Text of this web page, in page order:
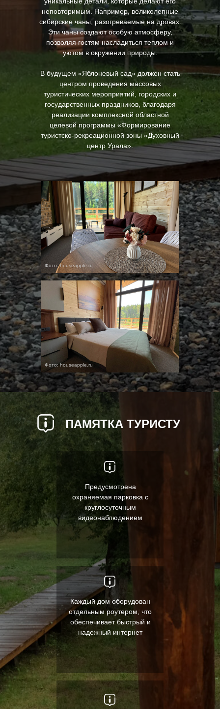
неповторимым. Например, великолепные
сибирские чаны, разогреваемые на дровах.
Эти чаны создают особую атмосферу,
позволяя гостям насладиться теплом и
уютом в окружении природы.
В будущем «Яблоневый сад» должен стать
центром проведения массовых
туристических мероприятий, городских и
государственных праздников, благодаря
реализации комплексной областной
целевой программы «Формирование
туристско-рекреационной зоны «Духовный
центр Урала».
Фото: houseapple.ru
Фото: houseapple.ru
ПАМЯТКА ТУРИСТУ
Предусмотрена
охраняемая парковка с
круглосуточным
видеонаблюдением
Каждый дом оборудован
отдельным роутером, что
обеспечивает быстрый и
надежный интернет